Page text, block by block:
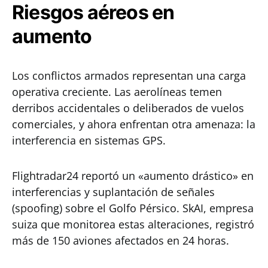
Riesgos aéreos en
aumento
Los conflictos armados representan una carga
operativa creciente. Las aerolíneas temen
derribos accidentales o deliberados de vuelos
comerciales, y ahora enfrentan otra amenaza: la
interferencia en sistemas GPS.
Flightradar24 reportó un «aumento drástico» en
interferencias y suplantación de señales
(spoofing) sobre el Golfo Pérsico. SkAI, empresa
suiza que monitorea estas alteraciones, registró
más de 150 aviones afectados en 24 horas.